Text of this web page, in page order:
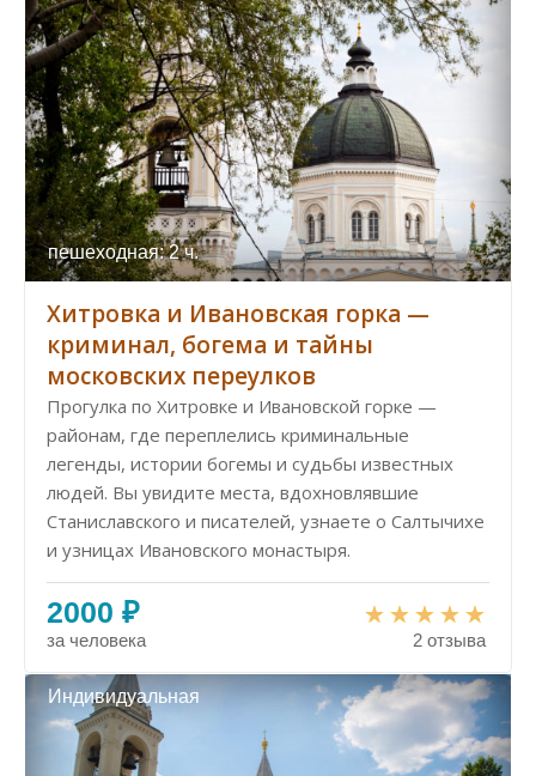
пешеходная: 2 ч.
Хитровка и Ивановская горка —
криминал, богема и тайны
московских переулков
Прогулка по Хитровке и Ивановской горке —
районам, где переплелись криминальные
легенды, истории богемы и судьбы известных
людей. Вы увидите места, вдохновлявшие
Станиславского и писателей, узнаете о Салтычихе
и узницах Ивановского монастыря.
2000 ₽
за человека 2 отзыва
Индивидуальная